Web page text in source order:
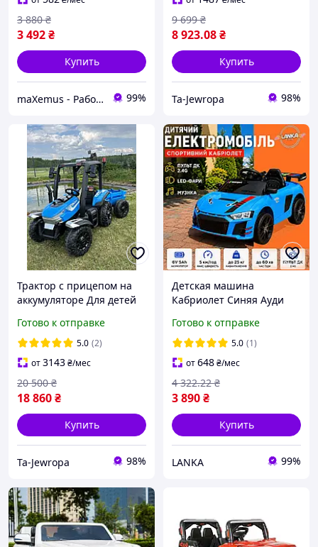
3 492₴
3 880 ₴
Купить
maXemus - Работаем по максимуму 99%
8 923.08₴
9 699 ₴
Купить
Ta-Jewropa 98%
Трактор с прицепом на
аккумуляторе Для детей
Готово к отправке
5.0 (2)
от3143₴/мес
18 860₴
20 500 ₴
Купить
Ta-Jewropa 98%
Детская машина
Кабриолет Синяя Ауди
на АКБ с пультом ДУ
Электромобили Машины
аккумуляторные для
детей
Готово к отправке
5.0 (1)
от648₴/мес
3 890₴
4 322.22 ₴
Купить
LANKA 99%